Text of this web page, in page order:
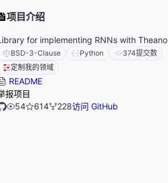
项目介绍
for implementing RNNs with Theano
BSD-3-Clause Python 374提交数
定制我的领域
README
报项目
54
614 228访问 GitHub